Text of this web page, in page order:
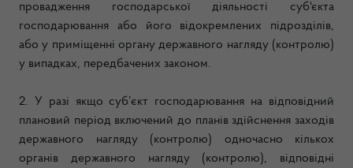
провадження господарської діяльності суб'єкта
господарювання або його відокремлених підрозділів,
або у приміщенні органу державного нагляду (контролю)
у випадках, передбачених законом.
2. У разі якщо суб’єкт господарювання на відповідний
плановий період включений до планів здійснення заходів
державного нагляду (контролю) одночасно кількох
органів державного нагляду (контролю), відповідні